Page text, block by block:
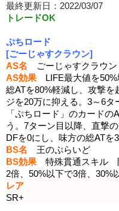
最終更新日：2022/03/07
トレードOK
ぷちロード
[ごーじゃすクラウン]
AS名 ごーじゃすクラウン
AS効果 LIFE最大値を50%
総ATを80%軽減し、攻撃
ジを20万に抑える。3～6タ
「ぷちロード」のカード
う。7ターン目以降、直撃
DFを0にし、味方の総ATを3
BS名 王のぷらいど
BS効果 特殊貫通スキル
2倍、50%以下で3倍、30%
レア
SR+